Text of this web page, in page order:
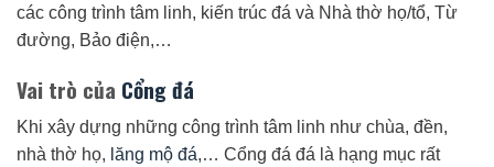
các công trình tâm linh, kiến trúc đá và Nhà thờ họ/tổ, Từ
đường, Bảo điện,…
Vai trò của Cổng đá
Khi xây dựng những công trình tâm linh như chùa, đền,
nhà thờ họ, lăng mộ đá,… Cổng đá đá là hạng mục rất